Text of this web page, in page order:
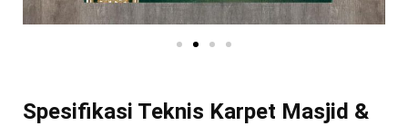
Spesifikasi Teknis Karpet Masjid &